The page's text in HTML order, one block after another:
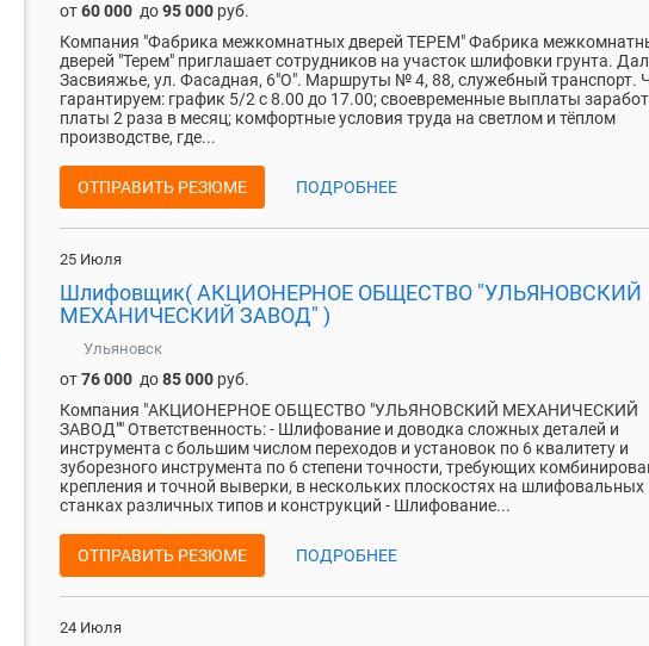
от60 000 до95 000 руб.
Компания "Фабрика межкомнатных дверей ТЕРЕМ" Фабрика
дверей "Терем" приглашает сотрудников на участок шлифовки грунта.
Засвияжье, ул. Фасадная, 6"О". Маршруты № 4, 88, служебный транспорт.
гарантируем: график 5/2 с 8.00 до 17.00; своевременные выплаты
платы 2 раза в месяц; комфортные условия труда на светлом и тёплом
производстве, где...
ОТПРАВИТЬ РЕЗЮМЕ ПОДРОБНЕЕ
25 Июля
Шлифовщик( АКЦИОНЕРНОЕ ОБЩЕСТВО "УЛЬЯНОВСКИЙ
МЕХАНИЧЕСКИЙ ЗАВОД" )
Ульяновск
от76 000 до85 000 руб.
Компания "АКЦИОНЕРНОЕ ОБЩЕСТВО "УЛЬЯНОВСКИЙ МЕХАНИЧЕСКИЙ
ЗАВОД"" Ответственность: - Шлифование и доводка сложных деталей и
инструмента с большим числом переходов и установок по 6 квалитету и
зуборезного инструмента по 6 степени точности, требующих
крепления и точной выверки, в нескольких плоскостях на шлифовальных
станках различных типов и конструкций - Шлифование...
ОТПРАВИТЬ РЕЗЮМЕ ПОДРОБНЕЕ
24 Июля